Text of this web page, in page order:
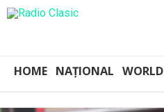
HOME NAȚIONAL WORLD